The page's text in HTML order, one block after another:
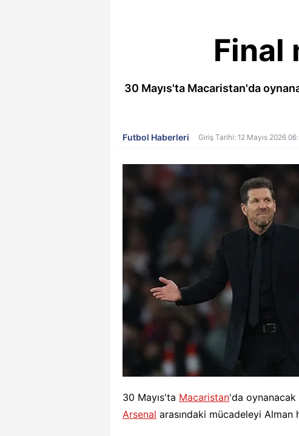
Final
30 Mayıs'ta Macaristan'da
Futbol Haberleri Giriş Tarihi: 12 Mayıs 2026
30 Mayıs'ta Macaristan'da oynanacak
Arsenal arasındaki mücadeleyi